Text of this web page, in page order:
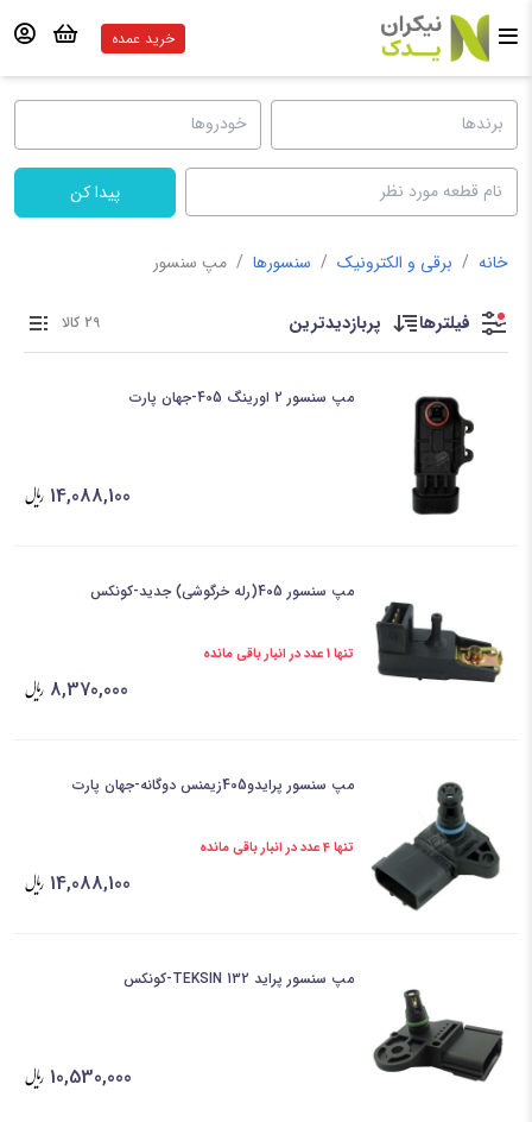
خرید عمده
پیدا کن
خانه / برقی و الکترونیک / سنسورها / مپ سنسور
فیلترها پربازدیدترین 29 کالا
مپ سنسور 2 اورینگ 405-جهان پارت
14,088,100
مپ سنسور 405(رله خرگوشی) جدید-کونکس
تنها 1 عدد در انبار باقی مانده
8,370,000
مپ سنسور پرایدو405زیمنس دوگانه-جهان پارت
تنها 4 عدد در انبار باقی مانده
14,088,100
مپ سنسور پراید 132 TEKSIN-کونکس
10,530,000